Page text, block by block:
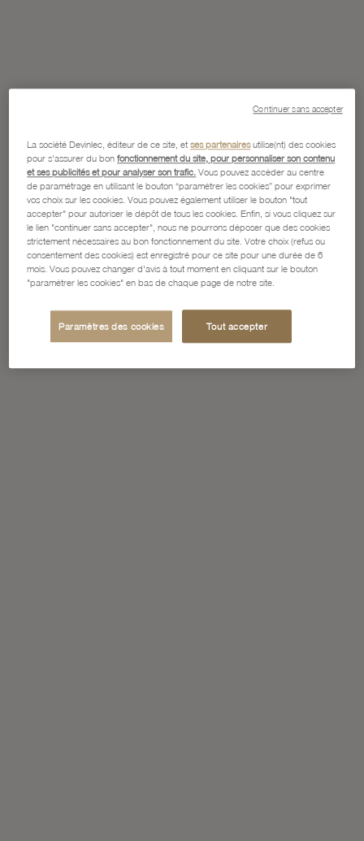
La société Devinlec, éditeur de ce site, etses partenairesutilise(nt) des cookies
pour s'assurer du bonfonctionnement du site, pour personnaliser son contenu
et ses publicités et pour analyser son trafic. Vous pouvez accéder au centre
de paramétrage en utilisant le bouton “paramétrer les cookies” pour exprimer
vos choix sur les cookies. Vous pouvez également utiliser le bouton "tout
accepter" pour autoriser le dépôt de tous les cookies. Enfin, si vous cliquez sur
le lien "continuer sans accepter", nous ne pourrons déposer que des cookies
strictement nécessaires au bon fonctionnement du site. Votre choix (refus ou
consentement des cookies) est enregistré pour ce site pour une durée de 6
mois. Vous pouvez changer d'avis à tout moment en cliquant sur le bouton
"paramétrer les cookies" en bas de chaque page de notre site.
Paramètres des cookies Tout accepter
Continuer sans accepter